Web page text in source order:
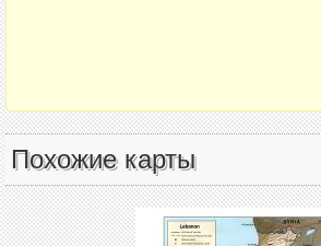
Похожие карты